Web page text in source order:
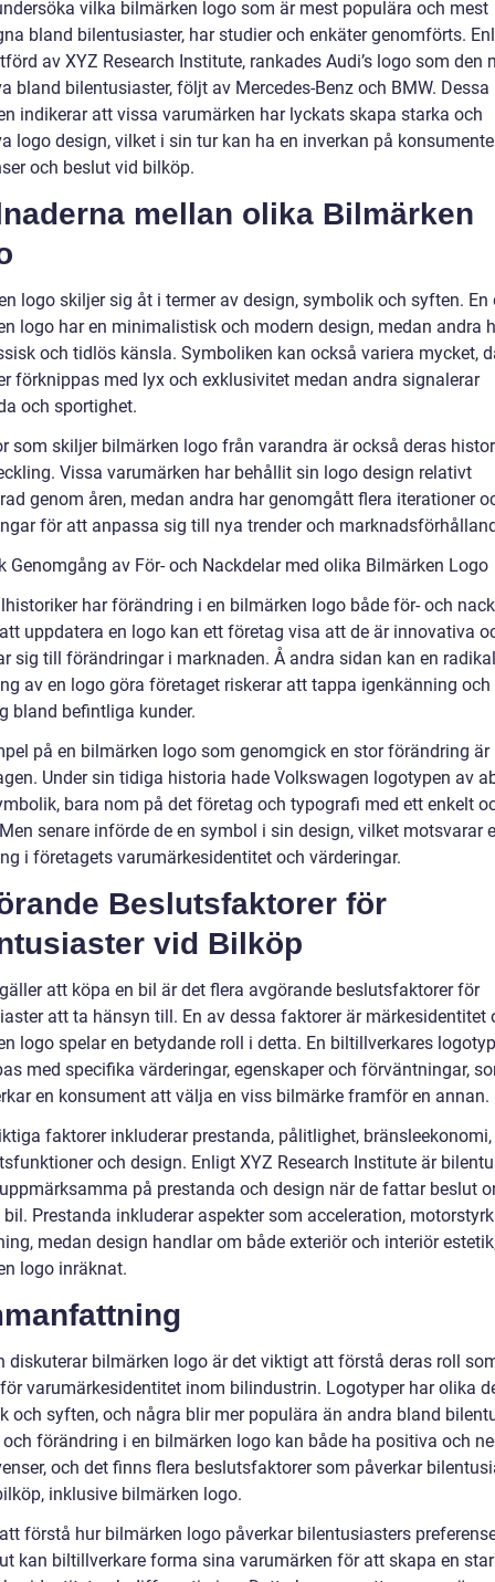
vilka bilmärken logo som är mest populära och mest
bland bilentusiaster, har studier och enkäter genomförts.
av XYZ Research Institute, rankades Audi’s logo som den
bland bilentusiaster, följt av Mercedes-Benz och BMW. Dessa
indikerar att vissa varumärken har lyckats skapa starka och
logo design, vilket i sin tur kan ha en inverkan på
och beslut vid bilköp.
mellan olika Bilmärken
logo skiljer sig åt i termer av design, symbolik och syften. En
logo har en minimalistisk och modern design, medan andra
och tidlös känsla. Symboliken kan också variera mycket,
förknippas med lyx och exklusivitet medan andra signalerar
och sportighet.
som skiljer bilmärken logo från varandra är också deras
Vissa varumärken har behållit sin logo design relativt
genom åren, medan andra har genomgått flera iterationer
för att anpassa sig till nya trender och
Genomgång av För- och Nackdelar med olika Bilmärken Logo
har förändring i en bilmärken logo både för- och
uppdatera en logo kan ett företag visa att de är innovativa
sig till förändringar i marknaden. Å andra sidan kan en radikal
av en logo göra företaget riskerar att tappa igenkänning och
bland befintliga kunder.
på en bilmärken logo som genomgick en stor förändring är
Under sin tidiga historia hade Volkswagen logotypen av
bara nom på det företag och typografi med ett enkelt
senare införde de en symbol i sin design, vilket motsvarar
i företagets varumärkesidentitet och värderingar.
Beslutsfaktorer för
vid Bilköp
att köpa en bil är det flera avgörande beslutsfaktorer för
att ta hänsyn till. En av dessa faktorer är märkesidentitet
logo spelar en betydande roll i detta. En biltillverkares
med specifika värderingar, egenskaper och förväntningar,
en konsument att välja en viss bilmärke framför en annan.
faktorer inkluderar prestanda, pålitlighet, bränsleekonomi,
och design. Enligt XYZ Research Institute är
på prestanda och design när de fattar beslut
bil. Prestanda inkluderar aspekter som acceleration,
medan design handlar om både exteriör och interiör
logo inräknat.
diskuterar bilmärken logo är det viktigt att förstå deras roll
varumärkesidentitet inom bilindustrin. Logotyper har olika
och syften, och några blir mer populära än andra bland
förändring i en bilmärken logo kan både ha positiva och
och det finns flera beslutsfaktorer som påverkar
inklusive bilmärken logo.
förstå hur bilmärken logo påverkar bilentusiasters
kan biltillverkare forma sina varumärken för att skapa en